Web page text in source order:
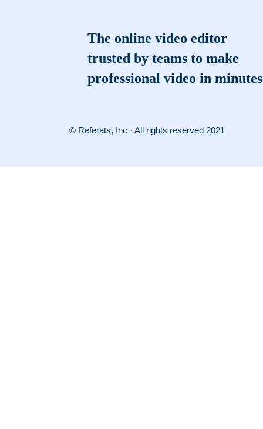
The online video editor
trusted by teams to make
professional video in minutes
© Referats, Inc · All rights reserved 2021